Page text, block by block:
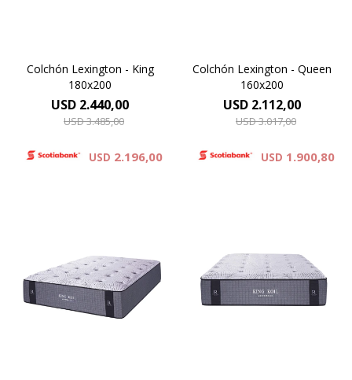
Colchón Lexington - King
180x200
USD 2.440,00
USD3.485,00
USD 2.196,00
Colchón Lexington - Queen
160x200
USD 2.112,00
USD3.017,00
USD 1.900,80
Compuesto por tejido de
punto totalmente
matelaseado con capas de
espumas viscoelásticas
Technology combinado con
espumas soft. Altura 35 cm.
Compuesto por tejido de
punto totalmente
matelaseado con capas de
espumas viscoelásticas
Technology combinado con